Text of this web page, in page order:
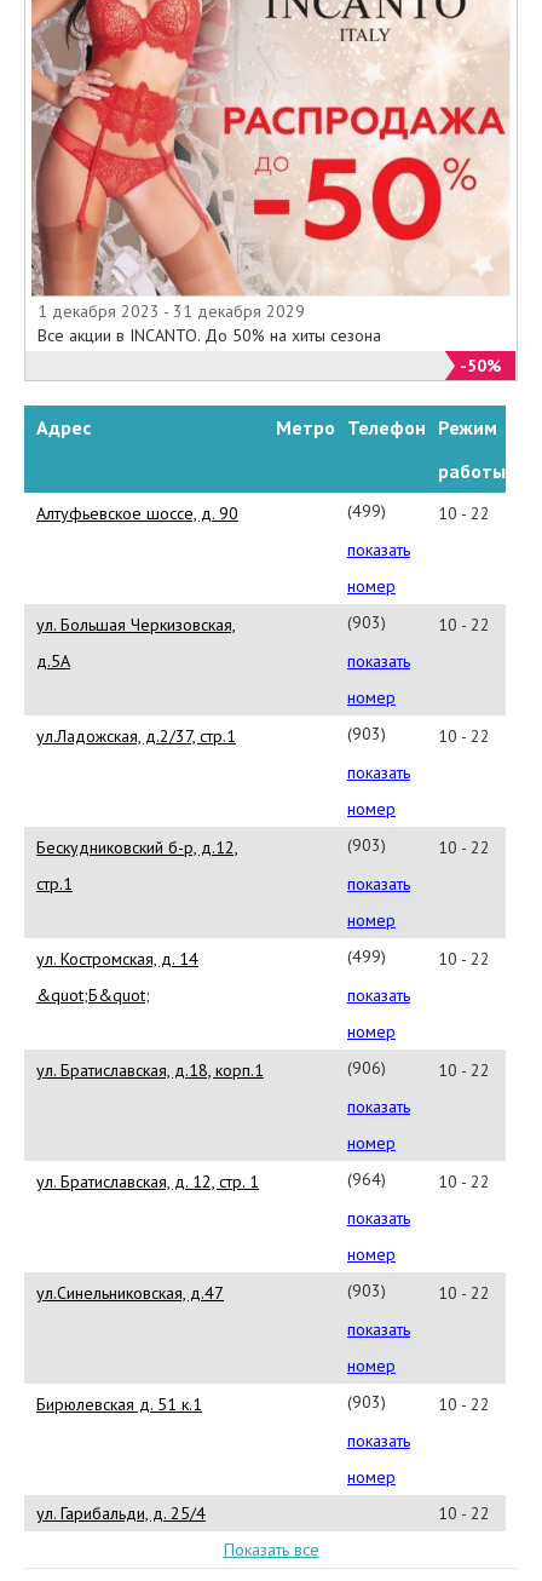
1 декабря 2023 - 31 декабря 2029
Все акции в INCANTO. До 50% на хиты сезона
-50%
Адрес Метро Телефон Режим
работы
Алтуфьевское шоссе, д. 90
(499)9088506
показать
номер
10 - 22
ул. Большая Черкизовская,
д.5А
(903)6666491
показать
номер
10 - 22
ул.Ладожская, д.2/37, стр.1
(903)6643547
показать
номер
10 - 22
Бескудниковский б-р, д.12,
стр.1
(903)2068884
показать
номер
10 - 22
ул. Костромская, д. 14
&quot;Б&quot;
(499)9020522
показать
номер
10 - 22
ул. Братиславская, д.18, корп.1
(906)0381654
показать
номер
10 - 22
ул. Братиславская, д. 12, стр. 1
(964)7003691
показать
номер
10 - 22
ул.Синельниковская, д.47
(903)666313
показать
номер
10 - 22
Бирюлевская д. 51 к.1
(903)6638147
показать
номер
10 - 22
ул. Гарибальди, д. 25/4
10 - 22
Показать все